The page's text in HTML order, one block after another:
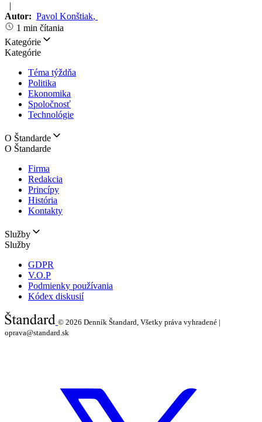
|
Autor: Pavol Konštiak,
1 min čítania
Kategórie
Kategórie
Téma týždňa
Politika
Ekonomika
Spoločnosť
Technológie
O Štandarde
O Štandarde
Firma
Redakcia
Princípy
História
Kontakty
Služby
Služby
GDPR
V.O.P
Podmienky používania
Kódex diskusií
© 2026 Denník Štandard, Všetky práva vyhradené |
oprava@standard.sk